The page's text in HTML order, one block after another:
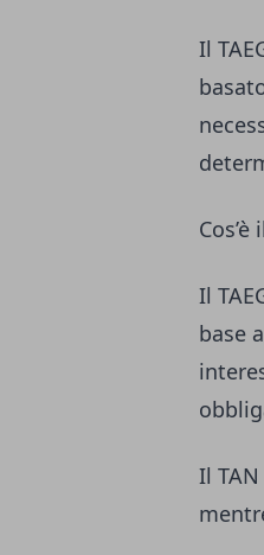
Il
Il
base
Il